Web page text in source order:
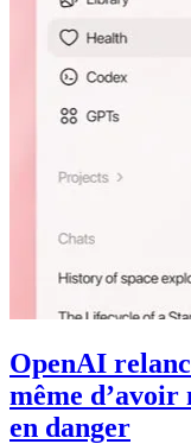
OpenAI
même
en danger